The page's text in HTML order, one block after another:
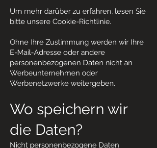
Um mehr darüber zu erfahren, lesen Sie
bitte unsere Cookie-Richtlinie.
Ohne Ihre Zustimmung werden wir Ihre
E-Mail-Adresse oder andere
personenbezogenen Daten nicht an
Werbeunternehmen oder
Werbenetzwerke weitergeben.
Wo speichern wir
die Daten?
Nicht personenbezogene Daten